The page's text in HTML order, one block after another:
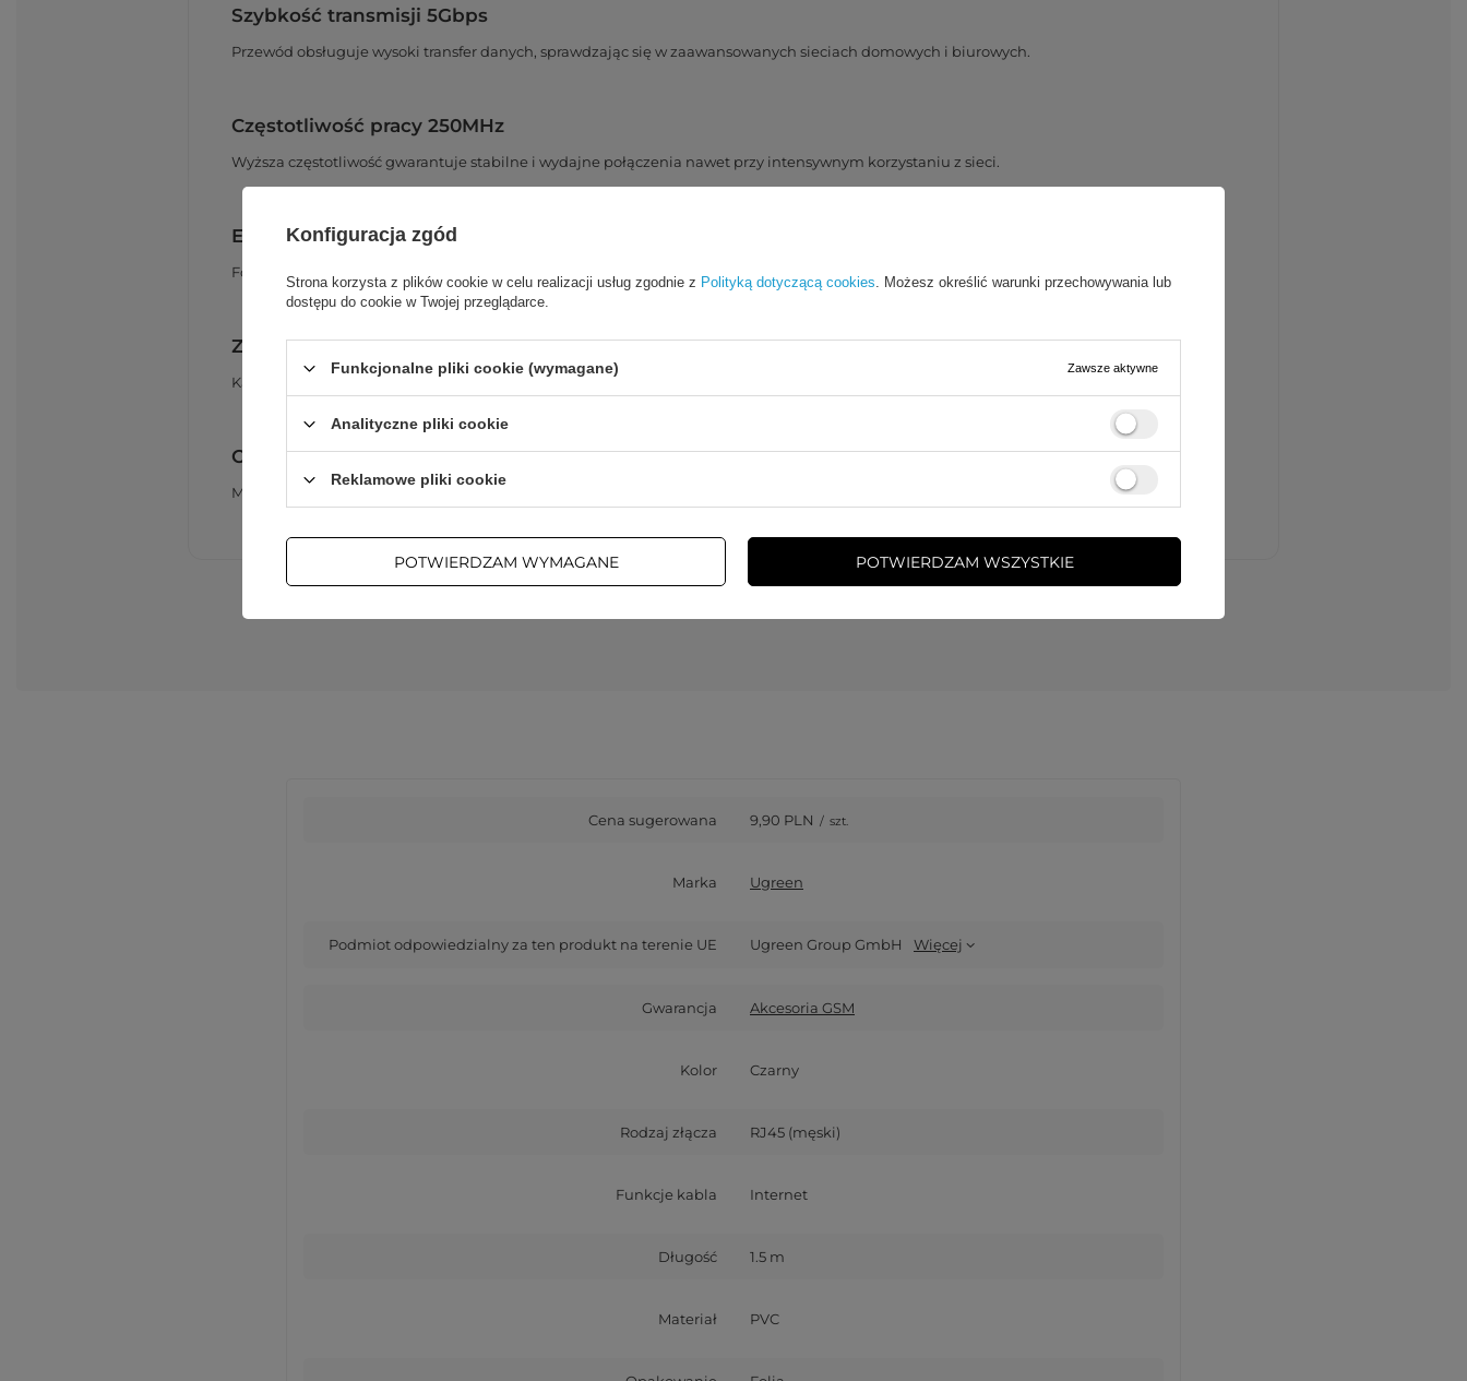
Szybkość transmisji 5Gbps
Przewód obsługuje wysoki transfer danych, sprawdzając się w zaawansowanych sieciach domowych i biurowych.
Częstotliwość pracy 250MHz
Wyższa częstotliwość gwarantuje stabilne i wydajne połączenia nawet przy intensywnym korzystaniu z sieci.
Ekranowanie F/UTP
Folia ekranowana zmniejsza wpływ zakłóceń elektromagnetycznych, poprawiając jakość sygnału.
Zgodność ze standardem Cat6
Kabel wspiera sieci przewodowe nowej generacji, zapewniając niezawodną komunikację między urządzeniami.
Optymalna długość 1,5m
Metraż 1,5m sprawdza się w uporządkowanych instalacjach, gdzie urządzenia stoją blisko siebie.
Cena sugerowana 9,90 PLN / szt.
Marka Ugreen
Podmiot odpowiedzialny za ten produkt na terenie UE Ugreen Group GmbH Więcej
Gwarancja Akcesoria GSM
Kolor Czarny
Rodzaj złącza RJ45 (męski)
Funkcje kabla Internet
Długość 1.5 m
Materiał PVC
Konfiguracja zgód
Strona korzysta z plików cookie w celu realizacji usług zgodnie z Polityką dotyczącą cookies. Możesz określić warunki przechowywania lub
dostępu do cookie w Twojej przeglądarce.
Funkcjonalne pliki cookie (wymagane) Zawsze aktywne
Analityczne pliki cookie
Reklamowe pliki cookie
POTWIERDZAM WYMAGANE POTWIERDZAM WSZYSTKIE